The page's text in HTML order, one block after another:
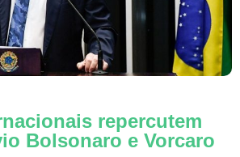
repercutem
Bolsonaro e Vorcaro